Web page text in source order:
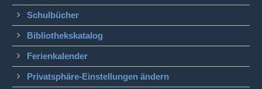
Schulbücher
Bibliothekskatalog
Ferienkalender
Privatsphäre-Einstellungen ändern